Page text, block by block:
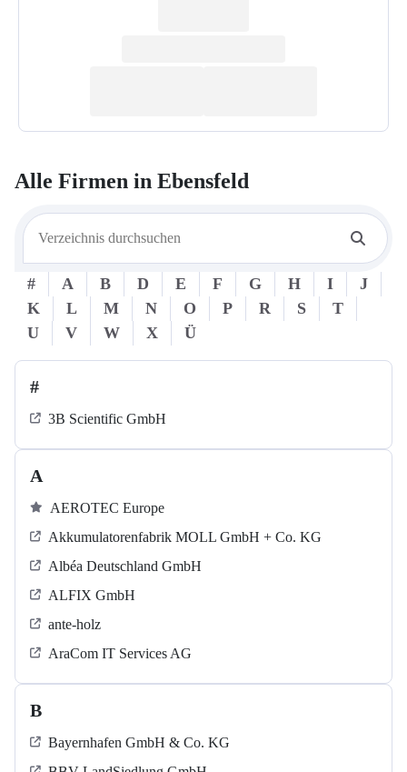
Alle Firmen in Ebensfeld
# A B D E F G H I
J
K
L M N O P R S
T
U
V W X Ü
#
3B Scientific GmbH
A
AEROTEC Europe
Akkumulatorenfabrik MOLL GmbH + Co. KG
Albéa Deutschland GmbH
ALFIX GmbH
ante-holz
AraCom IT Services AG
B
Bayernhafen GmbH & Co. KG